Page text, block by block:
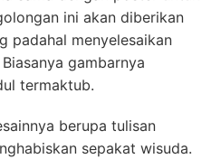
ini akan diberikan
padahal menyelesaikan
gambarnya
termaktub.
berupa tulisan
sepakat wisuda.